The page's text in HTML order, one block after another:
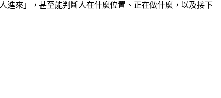
進來」，甚至能判斷人在什麼位置、正在做什麼，以及接下